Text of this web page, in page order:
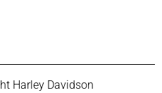
Harley Davidson